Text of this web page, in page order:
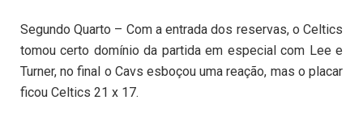
Segundo Quarto – Com a entrada dos reservas, o Celtics
tomou certo domínio da partida em especial com Lee e
Turner, no final o Cavs esboçou uma reação, mas o placar
ficou Celtics 21 x 17.